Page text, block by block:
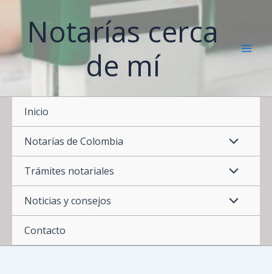
contenidoNotarías cerca
de mí
Inicio
Notarías de Colombia
Trámites notariales
Noticias y consejos
Contacto